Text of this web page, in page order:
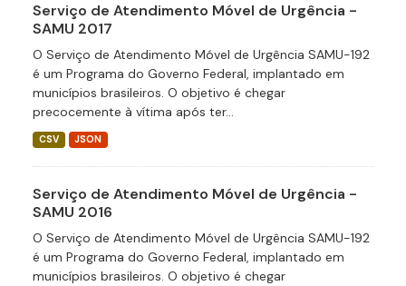
Serviço de Atendimento Móvel de Urgência -
SAMU 2017
O Serviço de Atendimento Móvel de Urgência SAMU-192
é um Programa do Governo Federal, implantado em
municípios brasileiros. O objetivo é chegar
precocemente à vítima após ter...
CSV JSON
Serviço de Atendimento Móvel de Urgência -
SAMU 2016
O Serviço de Atendimento Móvel de Urgência SAMU-192
é um Programa do Governo Federal, implantado em
municípios brasileiros. O objetivo é chegar